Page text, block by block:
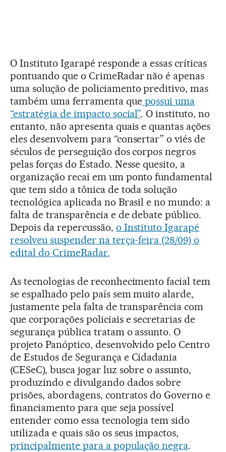
O Instituto Igarapé responde a essas críticas
pontuando que o CrimeRadar não é apenas
uma solução de policiamento preditivo, mas
também uma ferramenta quepossui uma
“estratégia de impacto social”. O instituto, no
entanto, não apresenta quais e quantas ações
eles desenvolvem para “consertar” o viés de
séculos de perseguição dos corpos negros
pelas forças do Estado. Nesse quesito, a
organização recai em um ponto fundamental
que tem sido a tônica de toda solução
tecnológica aplicada no Brasil e no mundo: a
falta de transparência e de debate público.
Depois da repercussão, o Instituto Igarapé
resolveu suspender na terça-feira (28/09) o
edital do CrimeRadar.
As tecnologias de reconhecimento facial tem
se espalhado pelo país sem muito alarde,
justamente pela falta de transparência com
que corporações policiais e secretarias de
segurança pública tratam o assunto. O
projeto Panóptico, desenvolvido pelo Centro
de Estudos de Segurança e Cidadania
(CESeC), busca jogar luz sobre o assunto,
produzindo e divulgando dados sobre
prisões, abordagens, contratos do Governo e
financiamento para que seja possível
entender como essa tecnologia tem sido
utilizada e quais são os seus impactos,
principalmente para a população negra.